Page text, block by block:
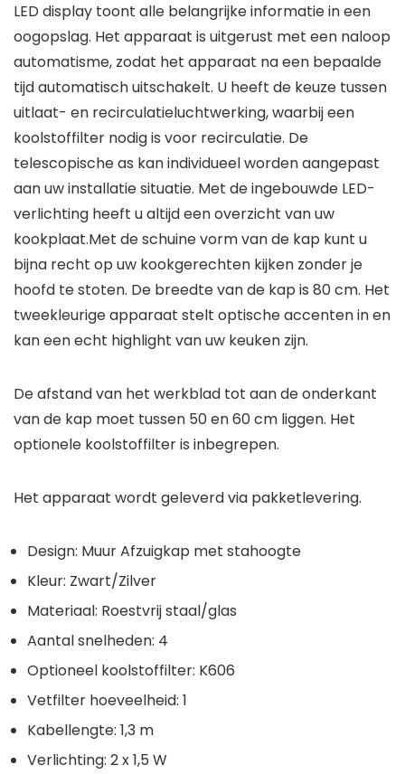
LED display toont alle belangrijke informatie in een
oogopslag. Het apparaat is uitgerust met een naloop
automatisme, zodat het apparaat na een bepaalde
tijd automatisch uitschakelt. U heeft de keuze tussen
uitlaat- en recirculatieluchtwerking, waarbij een
koolstoffilter nodig is voor recirculatie. De
telescopische as kan individueel worden aangepast
aan uw installatie situatie. Met de ingebouwde LED-
verlichting heeft u altijd een overzicht van uw
kookplaat.Met de schuine vorm van de kap kunt u
bijna recht op uw kookgerechten kijken zonder je
hoofd te stoten. De breedte van de kap is 80 cm. Het
tweekleurige apparaat stelt optische accenten in en
kan een echt highlight van uw keuken zijn.
De afstand van het werkblad tot aan de onderkant
van de kap moet tussen 50 en 60 cm liggen. Het
optionele koolstoffilter is inbegrepen.
Het apparaat wordt geleverd via pakketlevering.
Design: Muur Afzuigkap met stahoogte
Kleur: Zwart/Zilver
Materiaal: Roestvrij staal/glas
Aantal snelheden: 4
Optioneel koolstoffilter: K606
Vetfilter hoeveelheid: 1
Kabellengte: 1,3 m
Verlichting: 2 x 1,5 W